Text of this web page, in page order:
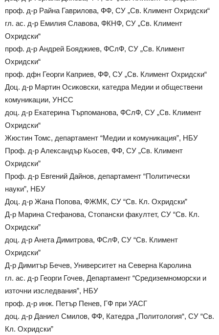
проф. д-р Райна Гаврилова, ФФ, СУ „Св. Климент Охридски“
гл. ас. д-р Емилия Славова, ФКНФ, СУ „Св. Климент
Охридски“
проф. д-р Андрей Бояджиев, ФСлФ, СУ „Св. Климент
Охридски“
проф. дфн Георги Каприев, ФФ, СУ „Св. Климент Охридски“
Доц. д-р Мартин Осиковски, катедра Медии и обществени
комуникации, УНСС
доц. д-р Екатерина Търпоманова, ФСлФ, СУ „Св. Климент
Охридски“
Жюстин Томс, департамент “Медии и комуникация”, НБУ
Проф. д-р Александър Кьосев, ФФ, СУ „Св. Климент
Охридски”
Проф. д-р Евгений Дайнов, департамент “Политически
науки”, НБУ
Доц. д-р Жана Попова, ФЖМК, СУ “Св. Кл. Охридски”
Д-р Марина Стефанова, Стопански факултет, СУ “Св. Кл.
Охридски”
доц. д-р Анета Димитрова, ФСлФ, СУ “Св. Климент
Охридски”
Д-р Димитър Бечев, Университет на Северна Каролина
гл. ас. д-р Георги Гочев, Департамент “Средиземноморски и
източни изследвания”, НБУ
проф. д-р инж. Петър Пенев, ГФ при УАСГ
доц. д-р Даниел Смилов, ФФ, Катедра „Политология“, СУ “Св.
Кл. Охридски”